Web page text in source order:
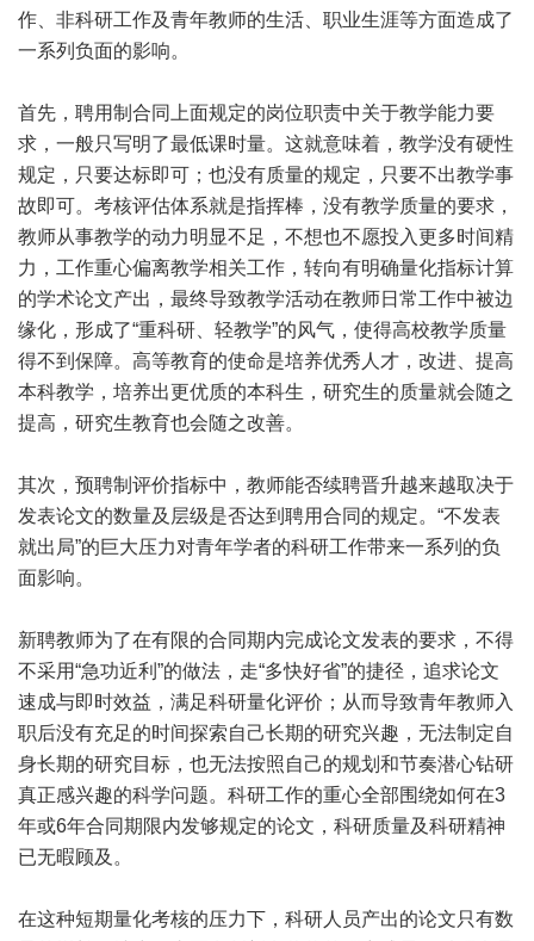
作、非科研工作及青年教师的生活、职业生涯等方面造成了
一系列负面的影响。
首先，聘用制合同上面规定的岗位职责中关于教学能力要
求，一般只写明了最低课时量。这就意味着，教学没有硬性
规定，只要达标即可；也没有质量的规定，只要不出教学事
故即可。考核评估体系就是指挥棒，没有教学质量的要求，
教师从事教学的动力明显不足，不想也不愿投入更多时间精
力，工作重心偏离教学相关工作，转向有明确量化指标计算
的学术论文产出，最终导致教学活动在教师日常工作中被边
缘化，形成了“重科研、轻教学”的风气，使得高校教学质量
得不到保障。高等教育的使命是培养优秀人才，改进、提高
本科教学，培养出更优质的本科生，研究生的质量就会随之
提高，研究生教育也会随之改善。
其次，预聘制评价指标中，教师能否续聘晋升越来越取决于
发表论文的数量及层级是否达到聘用合同的规定。“不发表
就出局”的巨大压力对青年学者的科研工作带来一系列的负
面影响。
新聘教师为了在有限的合同期内完成论文发表的要求，不得
不采用“急功近利”的做法，走“多快好省”的捷径，追求论文
速成与即时效益，满足科研量化评价；从而导致青年教师入
职后没有充足的时间探索自己长期的研究兴趣，无法制定自
身长期的研究目标，也无法按照自己的规划和节奏潜心钻研
真正感兴趣的科学问题。科研工作的重心全部围绕如何在3
年或6年合同期限内发够规定的论文，科研质量及科研精神
已无暇顾及。
在这种短期量化考核的压力下，科研人员产出的论文只有数